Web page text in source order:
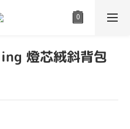
燈芯絨斜背包